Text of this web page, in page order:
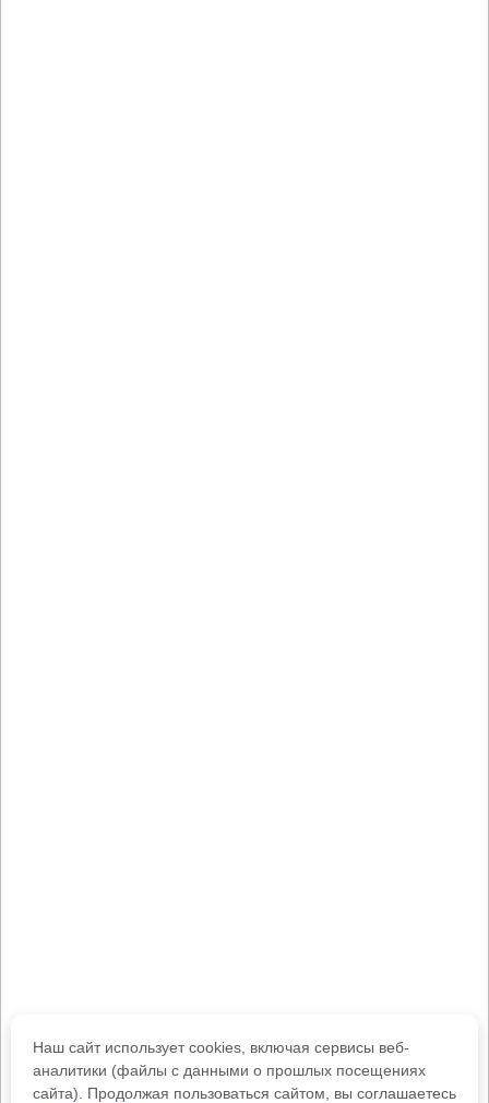
Наш сайт использует cookies, включая сервисы веб-
аналитики (файлы с данными о прошлых посещениях
сайта). Продолжая пользоваться сайтом, вы соглашаетесь